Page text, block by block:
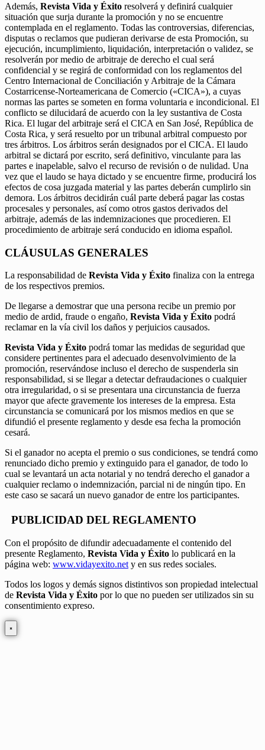
Además, Revista Vida y Éxito resolverá y definirá cualquier
situación que surja durante la promoción y no se encuentre
contemplada en el reglamento. Todas las controversias, diferencias,
disputas o reclamos que pudieran derivarse de esta Promoción, su
ejecución, incumplimiento, liquidación, interpretación o validez, se
resolverán por medio de arbitraje de derecho el cual será
confidencial y se regirá de conformidad con los reglamentos del
Centro Internacional de Conciliación y Arbitraje de la Cámara
Costarricense-Norteamericana de Comercio («CICA»), a cuyas
normas las partes se someten en forma voluntaria e incondicional. El
conflicto se dilucidará de acuerdo con la ley sustantiva de Costa
Rica. El lugar del arbitraje será el CICA en San José, República de
Costa Rica, y será resuelto por un tribunal arbitral compuesto por
tres árbitros. Los árbitros serán designados por el CICA. El laudo
arbitral se dictará por escrito, será definitivo, vinculante para las
partes e inapelable, salvo el recurso de revisión o de nulidad. Una
vez que el laudo se haya dictado y se encuentre firme, producirá los
efectos de cosa juzgada material y las partes deberán cumplirlo sin
demora. Los árbitros decidirán cuál parte deberá pagar las costas
procesales y personales, así como otros gastos derivados del
arbitraje, además de las indemnizaciones que procedieren. El
procedimiento de arbitraje será conducido en idioma español.
CLÁUSULAS GENERALES
La responsabilidad de Revista Vida y Éxito finaliza con la entrega
de los respectivos premios.
De llegarse a demostrar que una persona recibe un premio por
medio de ardid, fraude o engaño, Revista Vida y Éxito podrá
reclamar en la vía civil los daños y perjuicios causados.
Revista Vida y Éxito podrá tomar las medidas de seguridad que
considere pertinentes para el adecuado desenvolvimiento de la
promoción, reservándose incluso el derecho de suspenderla sin
responsabilidad, si se llegar a detectar defraudaciones o cualquier
otra irregularidad, o si se presentara una circunstancia de fuerza
mayor que afecte gravemente los intereses de la empresa. Esta
circunstancia se comunicará por los mismos medios en que se
difundió el presente reglamento y desde esa fecha la promoción
cesará.
Si el ganador no acepta el premio o sus condiciones, se tendrá como
renunciado dicho premio y extinguido para el ganador, de todo lo
cual se levantará un acta notarial y no tendrá derecho el ganador a
cualquier reclamo o indemnización, parcial ni de ningún tipo. En
este caso se sacará un nuevo ganador de entre los participantes.
PUBLICIDAD DEL REGLAMENTO
Con el propósito de difundir adecuadamente el contenido del
presente Reglamento, Revista Vida y Éxito lo publicará en la
página web: www.vidayexito.net y en sus redes sociales.
Todos los logos y demás signos distintivos son propiedad intelectual
de Revista Vida y Éxito por lo que no pueden ser utilizados sin su
consentimiento expreso.
×